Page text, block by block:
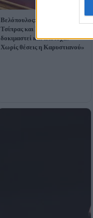
Βελόπουλος: «Σακαράκες
Τσίπρας και Σαμαράς, έχουν
δοκιμαστεί και απέτυχαν -
Χωρίς θέσεις η Καρυστιανού»